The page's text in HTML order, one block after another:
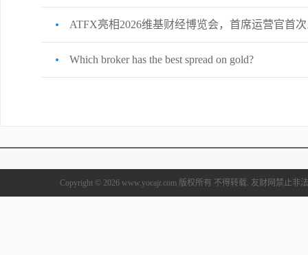
ATFX亮相2026维基财经博览会，首席运营官首
Which broker has the best spread on gold?
Copyright © 2026 www.yocajr.com 版权所有 不得转载. 友财网禁止非